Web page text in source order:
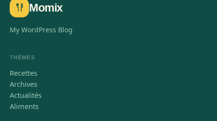
Momix
My WordPress Blog
THÈMES
Recettes
Archives
Actualités
Aliments